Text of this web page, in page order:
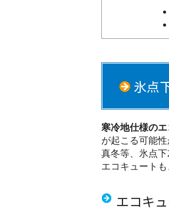
氷点
寒冷地仕様の
が起こる可能性
真冬等、氷点
エコキュート
エコキ